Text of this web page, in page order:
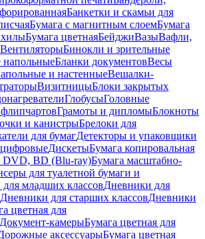
Банкетки и скамьи для
Бумага с магнитным слоемБумага
Бумага цветнаяБейджиВазыВафли,
ВентиляторыБинокли и зрительные
Бланки документовВесы
и настенныеВешалки-
ВизитницыБлоки закрытых
ГлобусыГоловные
Грамоты и дипломыБлокноты
и канистрыБрелоки для
для бумагДетекторы и упаковщики
ДискетыБумага копировальная
DVD, BD (Blu-ray)Бумага масштабно-
для туалетной бумаги и
младших классовДневники для
Дневники для старших классовДневники
цветная для
Документ-камерыБумага цветная для
аксессуарыБумага цветная